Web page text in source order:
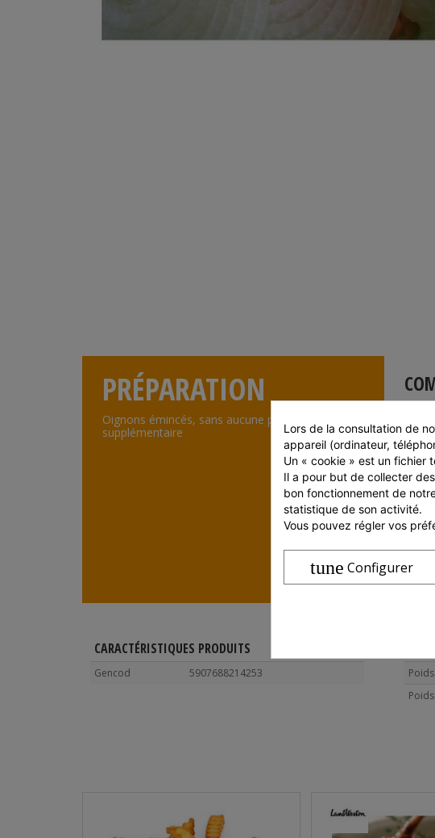
PRÉPARATION
Oignons émincés, sans aucune préparation
supplémentaire
Pas
Cette
liste
CARACTÉRISTIQUES PRODUITS
Gencod 5907688214253
Lors de la consultation de
appareil (ordinateur,
Un « cookie » est un fichier
Il a pour but de collecter
bon fonctionnement de
statistique de son activité.
Vous pouvez régler vos
tune Configurer